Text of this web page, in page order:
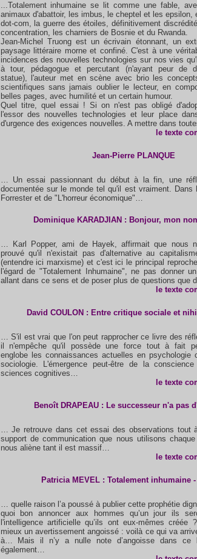
...Totalement inhumaine se lit comme une fable,
animaux d'abattoir, les imbus, le cheptel et les epsilon,
dot-com, la guerre des étoiles, définitivement
concentration, les charniers de Bosnie et du Rwanda.
Jean-Michel Truong est un écrivain étonnant, un
paysage littéraire morne et confiné. C'est à une
incidences des nouvelles technologies sur nos vies
à tour, pédagogue et percutant (n'ayant peur de
statue), l'auteur met en scène avec brio les
scientifiques sans jamais oublier le lecteur, en
belles pages, avec humilité et un certain humour.
Quel titre, quel essai ! Si on n'est pas obligé
l'essor des nouvelles technologies et leur place
d'urgence des exigences nouvelles. A mettre dans
le texte
Jean-Pierre PLANQUE
… Un essai passionnant du début à la fin, une
documentée sur le monde tel qu'il est vraiment. Dans
Forrester et de "L'horreur économique"…
Dominique KARADJIAN : Bonjour, mon
… Karl Popper, ami de Hayek, affirmait que nous
prouvé qu'il n'existait pas d'alternative au
(entendre ici marxisme) et c'est ici le principal
l'égard de "Totalement Inhumaine", ne pas donner
allant dans ce sens et de poser plus de questions que
le texte
David COULON : Entre critique sociale et
… S'il est vrai que l'on peut rapprocher ce livre des
il n'empêche qu'il possède une force tout à fait
englobe les connaissances actuelles en psychologie
sociologie. L'émergence peut-être de la
sciences cognitives…
le texte
Benoît DRAPEAU : Le successeur n'a pas
… Je retrouve dans cet essai des observations tout
support de communication que nous utilisons
nous aliène tant il est massif…
le texte
Patricia MEVEL : Totalement inhumaine
… quelle raison l’a poussé à publier cette prophétie
quoi bon annoncer aux hommes qu’un jour ils
l'intelligence artificielle qu’ils ont eux-mêmes créée
mieux un avertissement angoissé : voilà ce qui va
à… Mais il n’y a nulle note d’angoisse dans ce
également…